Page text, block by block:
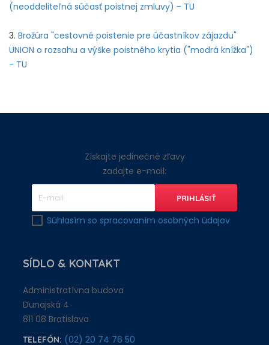
(neoddeliteľná súčasť poistnej zmluvy) - TU
3. Brožúra "cestovné poistenie pre účastníkov zájazdu"
UNION o rozsahu a výške poistného krytia ("modrá knížka")
- TU
Získajte jedinečné zľavy
zadajte e-mail:
Súhlasím so spracovaním osobných údajov
SÍDLO & KONTAKT
Administratívna budova
Dunajská 4
811 08 Bratislava
TELEFÓN: (02) 20 74 76 50